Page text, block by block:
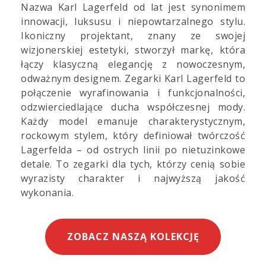
Nazwa Karl Lagerfeld od lat jest synonimem
innowacji, luksusu i niepowtarzalnego stylu.
Ikoniczny projektant, znany ze swojej
wizjonerskiej estetyki, stworzył markę, która
łączy klasyczną elegancję z nowoczesnym,
odważnym designem. Zegarki Karl Lagerfeld to
połączenie wyrafinowania i funkcjonalności,
odzwierciedlające ducha współczesnej mody.
Każdy model emanuje charakterystycznym,
rockowym stylem, który definiował twórczość
Lagerfelda – od ostrych linii po nietuzinkowe
detale. To zegarki dla tych, którzy cenią sobie
wyrazisty charakter i najwyższą jakość
wykonania.
ZOBACZ NASZĄ KOLEKCJĘ